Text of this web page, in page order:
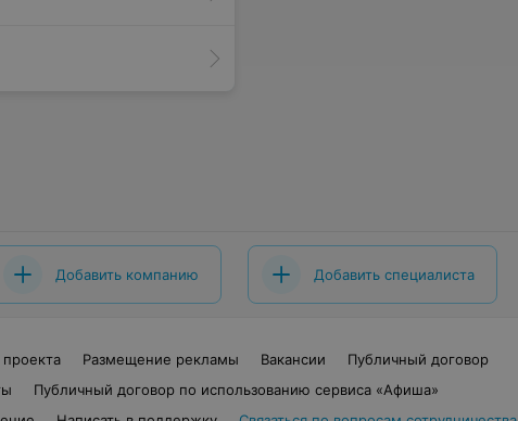
Добавить компанию Добавить специалиста
Размещение рекламы Вакансии
Публичный договор
Публичный договор по использованию сервиса «Афиша»